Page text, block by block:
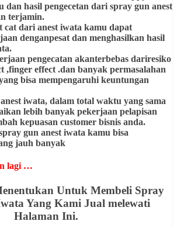
dan hasil pengecetan dari spray gun anest
terjamin.
cat dari anest iwata kamu dapat
denganpesat dan menghasilkan hasil
pengecatan akanterbebas dariresiko
,finger effect .dan banyak permasalahan
bisa mempengaruhi keuntungan
iwata, dalam total waktu yang sama
lebih banyak pekerjaan pelapisan
kepuasan customer bisnis anda.
gun anest iwata kamu bisa
jauh banyak
lagi …
Untuk Membeli Spray
Yang Kami Jual melewati
Halaman Ini.